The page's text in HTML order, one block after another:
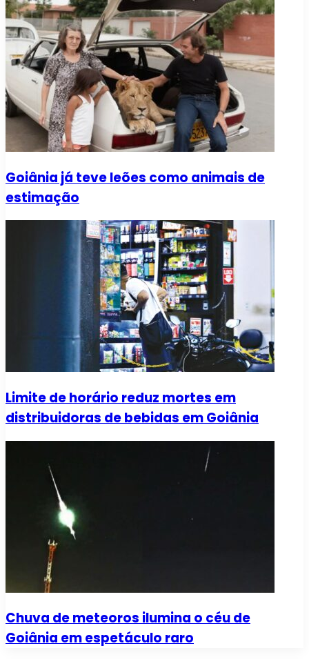
Goiânia já teve leões como animais de
estimação
Limite de horário reduz mortes em
distribuidoras de bebidas em Goiânia
Chuva de meteoros ilumina o céu de
Goiânia em espetáculo raro